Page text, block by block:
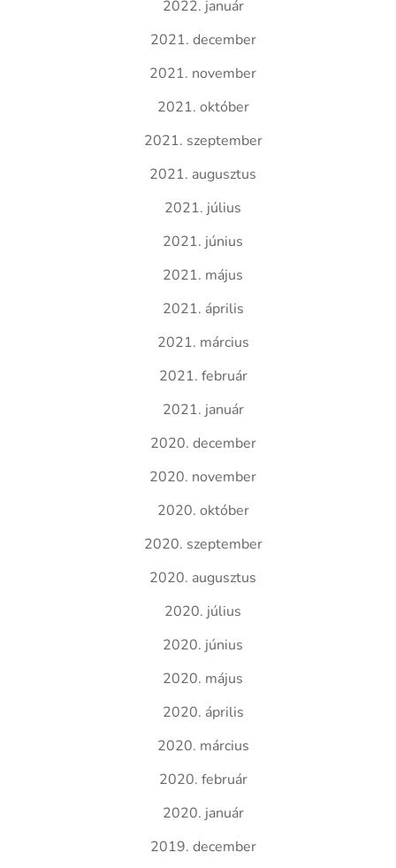
2022. január
2021. december
2021. november
2021. október
2021. szeptember
2021. augusztus
2021. július
2021. június
2021. május
2021. április
2021. március
2021. február
2021. január
2020. december
2020. november
2020. október
2020. szeptember
2020. augusztus
2020. július
2020. június
2020. május
2020. április
2020. március
2020. február
2020. január
2019. december